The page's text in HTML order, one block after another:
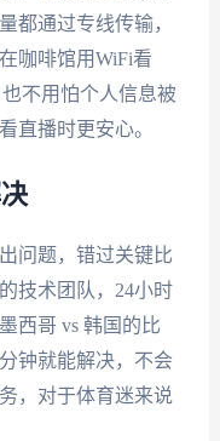
都通过专线传输，
咖啡馆用WiFi看
不用怕个人信息被
直播时更安心。
问题，错过关键比
技术团队，24小时
西哥 vs 韩国的比
钟就能解决，不会
，对于体育迷来说